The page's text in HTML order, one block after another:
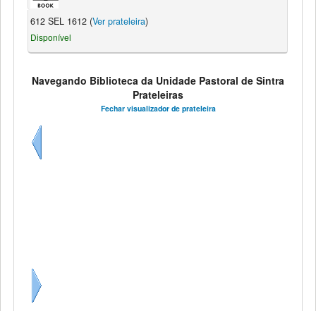
612 SEL 1612 (Ver prateleira)
Disponível
Navegando Biblioteca da Unidade Pastoral de Sintra
Prateleiras
Fechar visualizador de prateleira